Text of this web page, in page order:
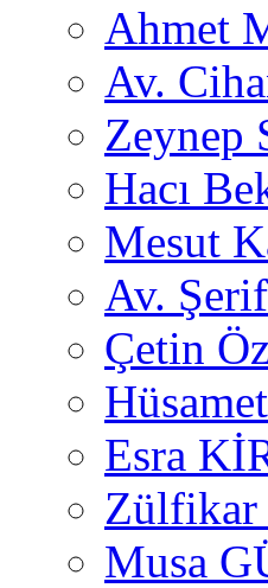
Ahmet
Av.
Zeynep
Hacı
Mesut
Av.
Çetin
Esra
Musa